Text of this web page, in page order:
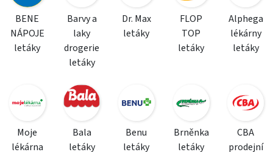
BENE
NÁPOJE
letáky
Barvy a
laky
drogerie
letáky
Dr. Max
letáky
FLOP
TOP
letáky
Alphega
lékárny
letáky
Moje
lékárna
Bala
letáky
Benu
letáky
Brněnka
letáky
CBA
prodejní